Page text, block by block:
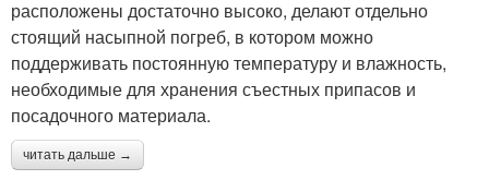
расположены достаточно высоко, делают отдельно
стоящий насыпной погреб, в котором можно
поддерживать постоянную температуру и влажность,
необходимые для хранения съестных припасов и
посадочного материала.
читать дальше →